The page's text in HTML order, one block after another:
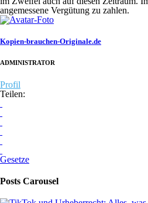
angemessene Vergütung zu zahlen.
Kopien-brauchen-Originale.de
ADMINISTRATOR
Profil
Teilen:
Gesetze
Posts Carousel